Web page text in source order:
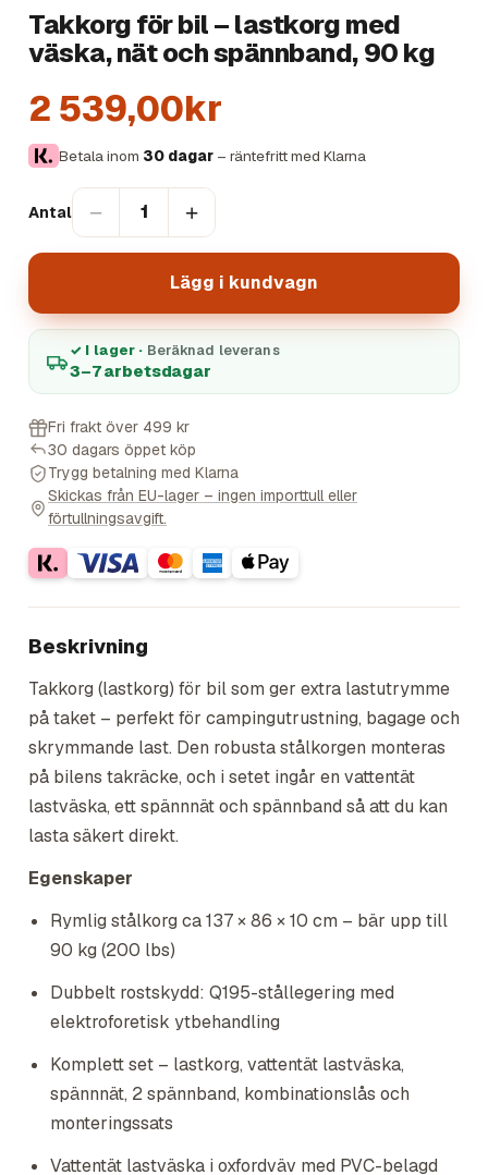
Takkorg för bil – lastkorg med
väska, nät och spännband, 90 kg
2 539,00kr
Betala inom 30 dagar – räntefritt med Klarna
Antal − 1 +
Lägg i kundvagn
✓ I lager · Beräknad leverans
3–7 arbetsdagar
Fri frakt över 499 kr
30 dagars öppet köp
Trygg betalning med Klarna
Skickas från EU-lager – ingen importtull eller
förtullningsavgift.
Beskrivning
Takkorg (lastkorg) för bil som ger extra lastutrymme
på taket – perfekt för campingutrustning, bagage och
skrymmande last. Den robusta stålkorgen monteras
på bilens takräcke, och i setet ingår en vattentät
lastväska, ett spännnät och spännband så att du kan
lasta säkert direkt.
Egenskaper
Rymlig stålkorg ca 137 × 86 × 10 cm – bär upp till
90 kg (200 lbs)
Dubbelt rostskydd: Q195-stållegering med
elektroforetisk ytbehandling
Komplett set – lastkorg, vattentät lastväska,
spännnät, 2 spännband, kombinationslås och
monteringssats
Vattentät lastväska i oxfordväv med PVC-belagd